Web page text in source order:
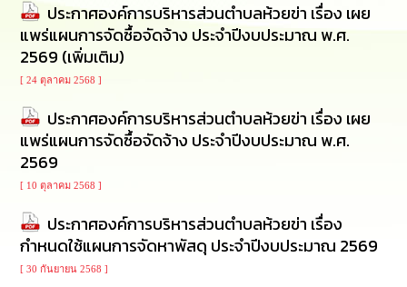
การ
เงิน
การ
คลัง
นโยบาย
No
Gift
Policy
การ
ดำเนิน
การ
เพื่อ
ประกาศองค์การบริหารส่วนตำบลห้วยข่า เรื่อง เผย
แพร่แผนการจัดซื้อจัดจ้าง ประจำปีงบประมาณ พ.ศ.
2569 (เพิ่มเติม)
[ 24 ตุลาคม 2568 ]
ประกาศองค์การบริหารส่วนตำบลห้วยข่า เรื่อง เผย
แพร่แผนการจัดซื้อจัดจ้าง ประจำปีงบประมาณ พ.ศ.
2569
[ 10 ตุลาคม 2568 ]
ประกาศองค์การบริหารส่วนตำบลห้วยข่า เรื่อง
กำหนดใช้แผนการจัดหาพัสดุ ประจำปีงบประมาณ 2569
[ 30 กันยายน 2568 ]